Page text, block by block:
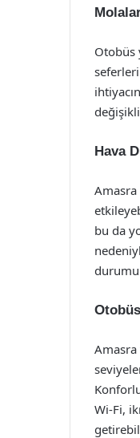
Otobüs
Hava
Amasra
bu da
Amasra
Wi-Fi,